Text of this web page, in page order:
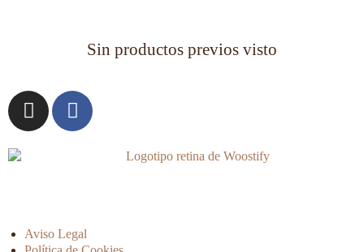
Sin productos previos visto
Aviso Legal